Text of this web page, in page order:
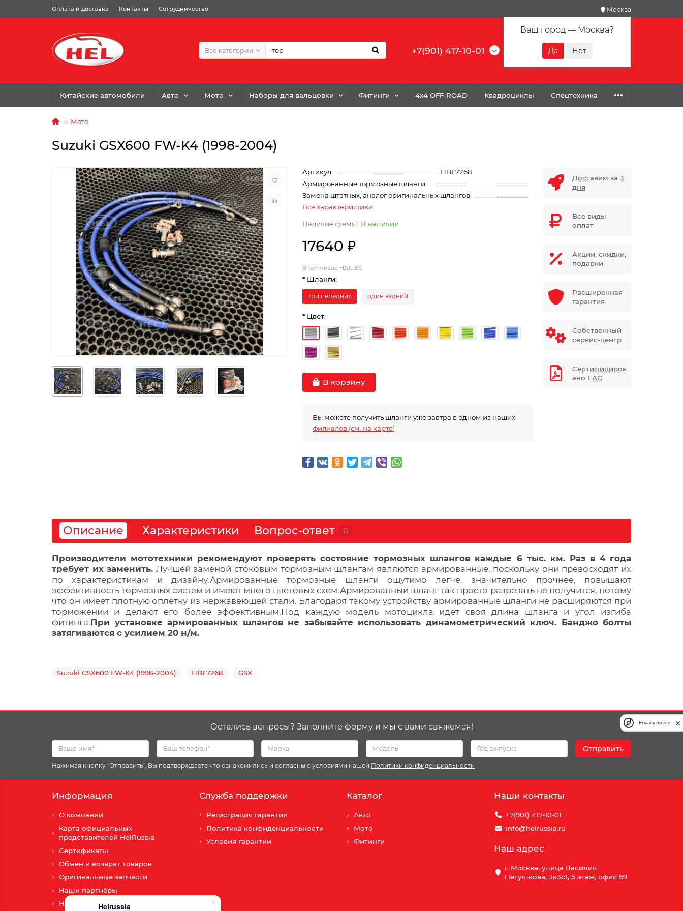
Helrussia
Оплата и доставка Контакты Сотрудничество Москва
Ваш город — Москва?
Все категории +7(901) 417-10-01
Китайские автомобили Авто Мото Наборы для вальцовки Фитинги 4x4 OFF-ROAD Квадроциклы Спецтехника
Мото
Suzuki GSX600 FW-K4 (1998-2004)
Артикул:
HBF7268
Армированные тормозные шланги
Замена штатных, аналог оригинальных шлангов
Все характеристики
В наличии
17640 ₽
В том числе НДС 5%
* Шланги:
три передних один задний
* Цвет:
В корзину
Вы можете получить шланги уже завтра в одном из наших
филиалов (см. на карте)
Доставим за 3
дня
Все виды
оплат
Акции, скидки,
подарки
Расширенная
гарантия
Собственный
сервис-центр
Сертифициров
ано ЕАС
Описание Характеристики Вопрос-ответ 0
Производители мототехники рекомендуют проверять состояние тормозных шлангов каждые 6 тыс. км. Раз в 4 года
требует их заменить. Лучшей заменой стоковым тормозным шлангам являются армированные, поскольку они превосходят их
по характеристикам и дизайну.Армированные тормозные шланги ощутимо легче, значительно прочнее, повышают
эффективность тормозных систем и имеют много цветовых схем.Армированный шланг так просто разрезать не получится, потому
что он имеет плотную оплетку из нержавеющей стали. Благодаря такому устройству армированные шланги не расширяются при
торможении и делают его более эффективным.Под каждую модель мотоцикла идет своя длина шланга и угол изгиба
фитинга.При установке армированных шлангов не забывайте использовать динамометрический ключ. Банджо болты
затягиваются с усилием 20 н/м.
Suzuki GSX600 FW-K4 (1998-2004) HBF7268 GSX
Остались вопросы? Заполните форму и мы с вами свяжемся!
Отправить
Нажимая кнопку "Отправить", Вы подтверждаете что ознакомились и согласны с условиями нашей Политики конфиденциальности
Информация
О компании
Карта официальных
представителей HelRussia
Сертификаты
Обмен и возврат товаров
Оригинальные запчасти
Наши партнёры
Новости
Служба поддержки
Регистрация гарантии
Политика конфиденциальности
Условия гарантии
Каталог
Авто
Мото
Фитинги
Наши контакты
+7(901) 417-10-01
info@helrussia.ru
Наш адрес
г. Москва, улица Василия
Петушкова, 3к3c1, 5 этаж, офис 69
Privacy notice